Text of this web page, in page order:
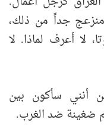
منزعج جداً من ذلك،
لا أعرف لماذا. لا
أنني سأكون بين
ضغينة ضد الغرب.